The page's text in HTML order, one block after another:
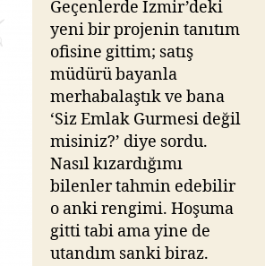
için
yeni
bir
hizmet
–
Geçenlerde İzmir’deki
yeni bir projenin tanıtım
ofisine gittim; satış
müdürü bayanla
merhabalaştık ve bana
‘Siz Emlak Gurmesi değil
misiniz?’ diye sordu.
Nasıl kızardığımı
bilenler tahmin edebilir
o anki rengimi. Hoşuma
gitti tabi ama yine de
utandım sanki biraz.